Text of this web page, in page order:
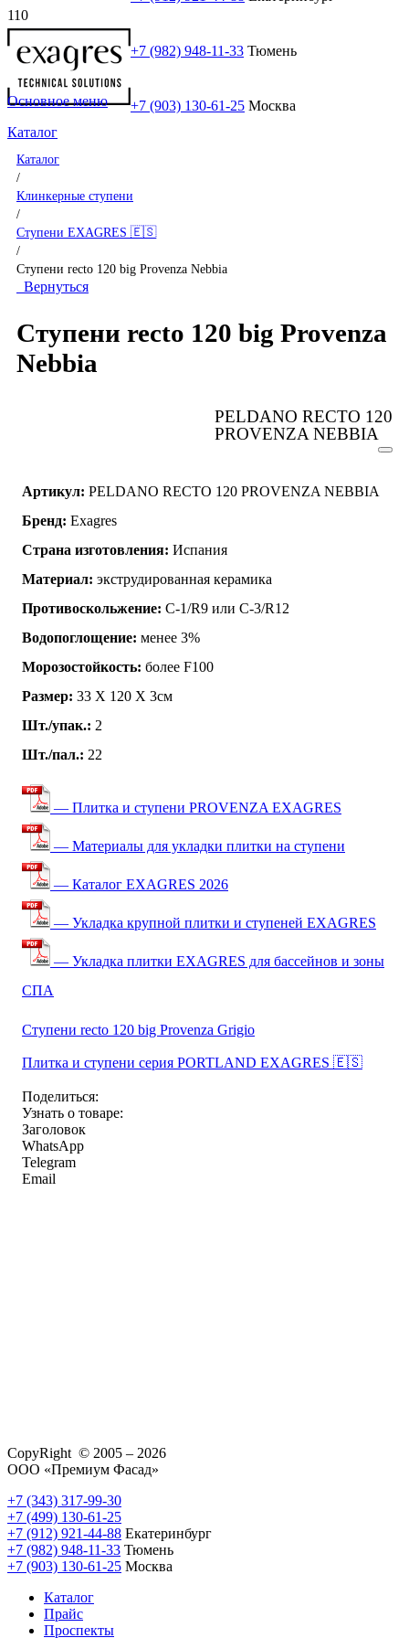
+7 (982) 948-11-33 Тюмень
+7 (903) 130-61-25 Москва
Основное меню
Каталог
Каталог
/
Клинкерные ступени
/
Ступени EXAGRES 🇪🇸
/
Ступени recto 120 big Provenza Nebbia
Вернуться
Ступени recto 120 big Provenza
Nebbia
PELDANO RECTO 120
PROVENZA NEBBIA
Артикул: PELDANO RECTO 120 PROVENZA NEBBIA
Бренд: Exagres
Страна изготовления: Испания
Материал: экструдированная керамика
Противоскольжение: C-1/R9 или C-3/R12
Водопоглощение: менее 3%
Морозостойкость: более F100
Размер: 33 Х 120 Х 3см
Шт./упак.: 2
Шт./пал.: 22
— Плитка и ступени PROVENZA EXAGRES
— Материалы для укладки плитки на ступени
— Каталог EXAGRES 2026
— Укладка крупной плитки и ступеней EXAGRES
— Укладка плитки EXAGRES для бассейнов и зоны
СПА
Ступени recto 120 big Provenza Grigio
Плитка и ступени серия PORTLAND EXAGRES 🇪🇸
Поделиться:
Узнать о товаре:
Заголовок
WhatsApp
Telegram
Email
CopyRight © 2005 – 2026
ООО «Премиум Фасад»
+7 (343) 317-99-30
+7 (499) 130-61-25
+7 (912) 921-44-88 Екатеринбург
+7 (982) 948-11-33 Тюмень
+7 (903) 130-61-25 Москва
Каталог
Прайс
Проспекты